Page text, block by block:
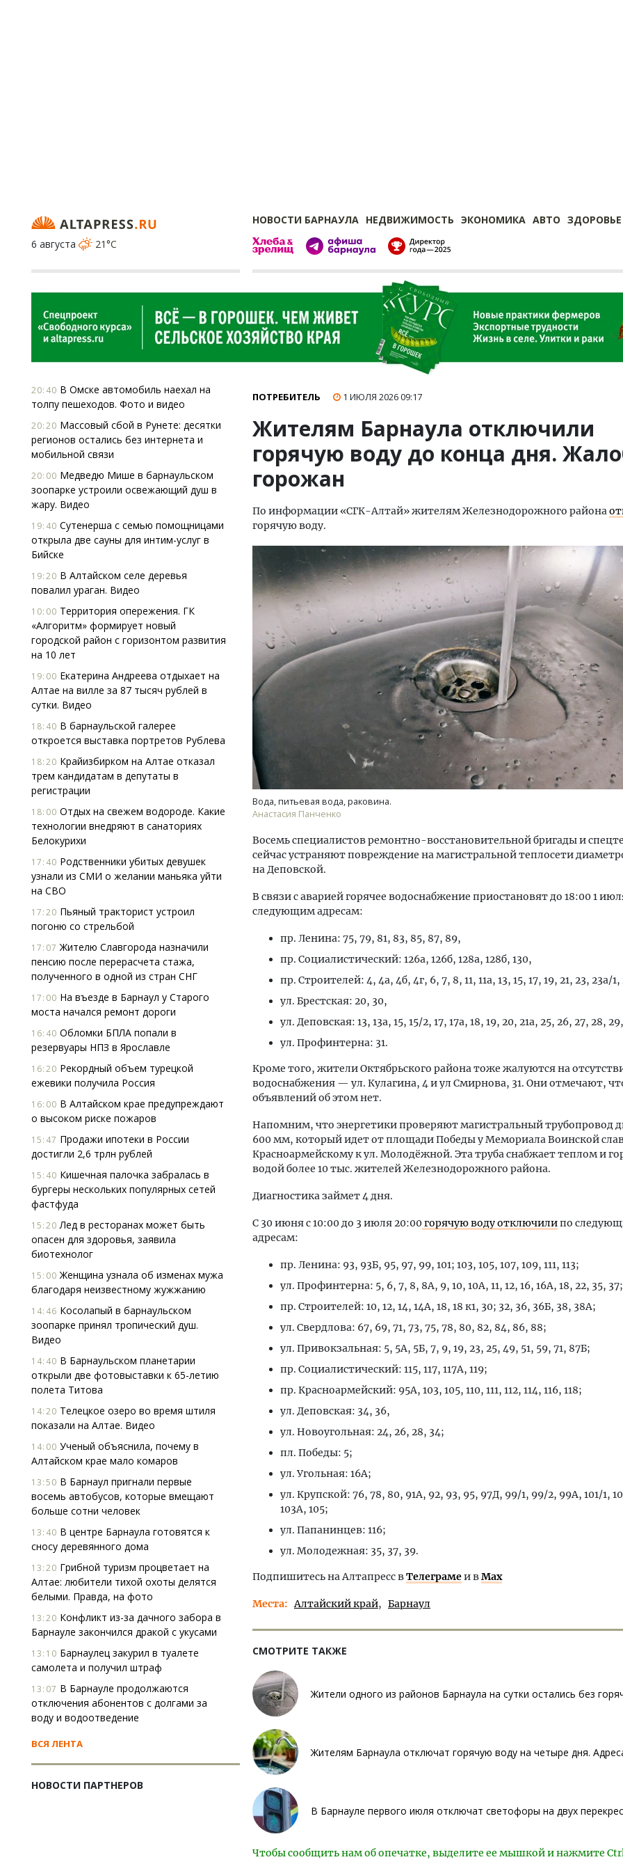
НОВОСТИ БАРНАУЛА НЕДВИЖИМОСТЬ ЭКОНОМИКА АВТО ЗДОРОВЬЕ
6 августа
21°C
20:40 В Омске автомобиль наехал на
толпу пешеходов. Фото и видео
20:20 Массовый сбой в Рунете: десятки
регионов остались без интернета и
мобильной связи
20:00 Медведю Мише в барнаульском
зоопарке устроили освежающий душ в
жару. Видео
19:40 Сутенерша с семью помощницами
открыла две сауны для интим-услуг в
Бийске
19:20 В Алтайском селе деревья
повалил ураган. Видео
10:00 Территория опережения. ГК
«Алгоритм» формирует новый
городской район с горизонтом развития
на 10 лет
19:00 Екатерина Андреева отдыхает на
Алтае на вилле за 87 тысяч рублей в
сутки. Видео
18:40 В барнаульской галерее
откроется выставка портретов Рублева
18:20 Крайизбирком на Алтае отказал
трем кандидатам в депутаты в
регистрации
18:00 Отдых на свежем водороде. Какие
технологии внедряют в санаториях
Белокурихи
17:40 Родственники убитых девушек
узнали из СМИ о желании маньяка уйти
на СВО
17:20 Пьяный тракторист устроил
погоню со стрельбой
17:07 Жителю Славгорода назначили
пенсию после перерасчета стажа,
полученного в одной из стран СНГ
17:00 На въезде в Барнаул у Старого
моста начался ремонт дороги
16:40 Обломки БПЛА попали в
резервуары НПЗ в Ярославле
16:20 Рекордный объем турецкой
ежевики получила Россия
16:00 В Алтайском крае предупреждают
о высоком риске пожаров
15:47 Продажи ипотеки в России
достигли 2,6 трлн рублей
15:40 Кишечная палочка забралась в
бургеры нескольких популярных сетей
фастфуда
15:20 Лед в ресторанах может быть
опасен для здоровья, заявила
биотехнолог
15:00 Женщина узнала об изменах мужа
благодаря неизвестному жужжанию
14:46 Косолапый в барнаульском
зоопарке принял тропический душ.
Видео
14:40 В Барнаульском планетарии
открыли две фотовыставки к 65-летию
полета Титова
14:20 Телецкое озеро во время штиля
показали на Алтае. Видео
14:00 Ученый объяснила, почему в
Алтайском крае мало комаров
13:50 В Барнаул пригнали первые
восемь автобусов, которые вмещают
больше сотни человек
13:40 В центре Барнаула готовятся к
сносу деревянного дома
13:20 Грибной туризм процветает на
Алтае: любители тихой охоты делятся
белыми. Правда, на фото
13:20 Конфликт из-за дачного забора в
Барнауле закончился дракой с укусами
13:10 Барнаулец закурил в туалете
самолета и получил штраф
13:07 В Барнауле продолжаются
отключения абонентов с долгами за
воду и водоотведение
ВСЯ ЛЕНТА
НОВОСТИ ПАРТНЕРОВ
ПОТРЕБИТЕЛЬ 1 ИЮЛЯ 202609:17
Жителям Барнаула отключили
горячую воду до конца дня.
горожан
По информации «СГК-Алтай» жителям Железнодорожного района
горячую воду.
Вода, питьевая вода, раковина.
Анастасия Панченко
Восемь специалистов ремонтно-восстановительной бригады и
сейчас устраняют повреждение на магистральной теплосети
на Деповской.
В связи с аварией горячее водоснабжение приостановят до 18:00 1
следующим адресам:
пр. Ленина: 75, 79, 81, 83, 85, 87, 89,
пр. Социалистический: 126а, 126б, 128а, 128б, 130,
пр. Строителей: 4, 4а, 4б, 4г, 6, 7, 8, 11, 11а, 13, 15, 17, 19, 21, 23, 23а/
ул. Брестская: 20, 30,
ул. Деповская: 13, 13а, 15, 15/2, 17, 17а, 18, 19, 20, 21а, 25, 26, 27, 28,
ул. Профинтерна: 31.
Кроме того, жители Октябрьского района тоже жалуются на
водоснабжения — ул. Кулагина, 4 и ул Смирнова, 31. Они отмечают,
объявлений об этом нет.
Напомним, что энергетики проверяют магистральный трубопровод
600 мм, который идет от площади Победы у Мемориала Воинской
Красноармейскому к ул. Молодёжной. Эта труба снабжает теплом и
водой более 10 тыс. жителей Железнодорожного района.
Диагностика займет 4 дня.
С 30 июня с 10:00 до 3 июля 20:00горячую воду отключилипо
адресам:
пр. Ленина: 93, 93Б, 95, 97, 99, 101; 103, 105, 107, 109, 111, 113;
ул. Профинтерна: 5, 6, 7, 8, 8А, 9, 10, 10А, 11, 12, 16, 16А, 18, 22, 35, 37;
пр. Строителей: 10, 12, 14, 14А, 18, 18 к1, 30; 32, 36, 36Б, 38, 38А;
ул. Свердлова: 67, 69, 71, 73, 75, 78, 80, 82, 84, 86, 88;
ул. Привокзальная: 5, 5А, 5Б, 7, 9, 19, 23, 25, 49, 51, 59, 71, 87Б;
пр. Социалистический: 115, 117, 117А, 119;
пр. Красноармейский: 95А, 103, 105, 110, 111, 112, 114, 116, 118;
ул. Деповская: 34, 36,
ул. Новоугольная: 24, 26, 28, 34;
пл. Победы: 5;
ул. Угольная: 16А;
ул. Крупской: 76, 78, 80, 91А, 92, 93, 95, 97Д, 99/1, 99/2, 99А, 101/1,
103А, 105;
ул. Папанинцев: 116;
ул. Молодежная: 35, 37, 39.
Подпишитесь на Алтапресс вТелеграмеи вMax
Места Алтайский край Барнаул
СМОТРИТЕ ТАКЖЕ
Жители одного из районов Барнаула на сутки остались без
Жителям Барнаула отключат горячую воду на четыре дня.
В Барнауле первого июля отключат светофоры на двух
Чтобы сообщить нам об опечатке, выделите ее мышкой и нажмите
Двухуровневые номера и вид на горы.
Каким будет новый бутик-отель
«Белкур» в Белокурихе
ДОМА И КВАРТИРЫ
Смелость архитектурных
Генеральный директор
ЗИАС — об эстетике
трендах в фасадах и